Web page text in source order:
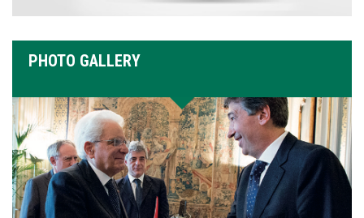
PHOTO GALLERY